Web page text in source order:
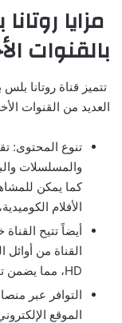
مزايا
بالقنوات
تتميز قناة روتانا
العديد من القنوات
تنوع المحتوى:
والمسلسلات
كما يمكن
الأفلام
أيضاً تتيح
القناة من
HD، مما يضمن تجربة مشاهدة استثنائية للمشاهدين.
التوافر عبر
الموقع